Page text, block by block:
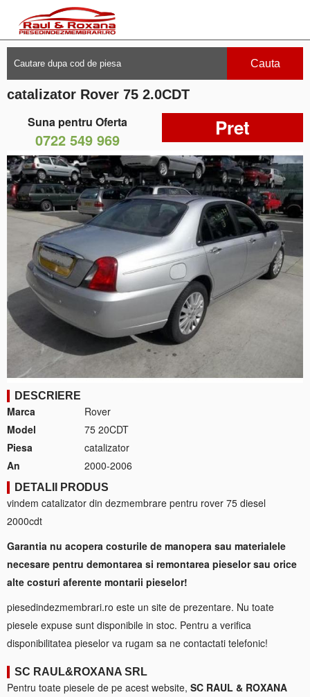
Cauta
catalizator Rover 75 2.0CDT
Suna pentru Oferta
0722 549 969 Pret
DESCRIERE
Marca
Rover
Model
75 20CDT
Piesa
catalizator
An
2000-2006
DETALII PRODUS
vindem catalizator din dezmembrare pentru rover 75 diesel
2000cdt
Garantia nu acopera costurile de manopera sau materialele
necesare pentru demontarea si remontarea pieselor sau orice
alte costuri aferente montarii pieselor!
piesedindezmembrari.ro este un site de prezentare. Nu toate
piesele expuse sunt disponibile in stoc. Pentru a verifica
disponibilitatea pieselor va rugam sa ne contactati telefonic!
SC RAUL&ROXANA SRL
Pentru toate piesele de pe acest website, SC RAUL & ROXANA